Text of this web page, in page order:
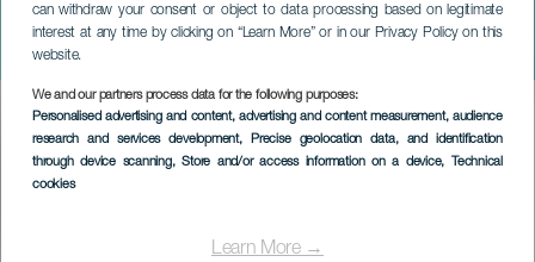
can withdraw your consent or object to data processing based on legitimate
interest at any time by clicking on “Learn More” or in our Privacy Policy on this
website.
We and our partners process data for the following purposes:
Personalised advertising and content, advertising and content measurement, audience
research and services development, Precise geolocation data, and identification
through device scanning, Store and/or access information on a device, Technical
cookies
Learn More →
MAGMA – concierto para
dos cuerpos
Imagen
Listado